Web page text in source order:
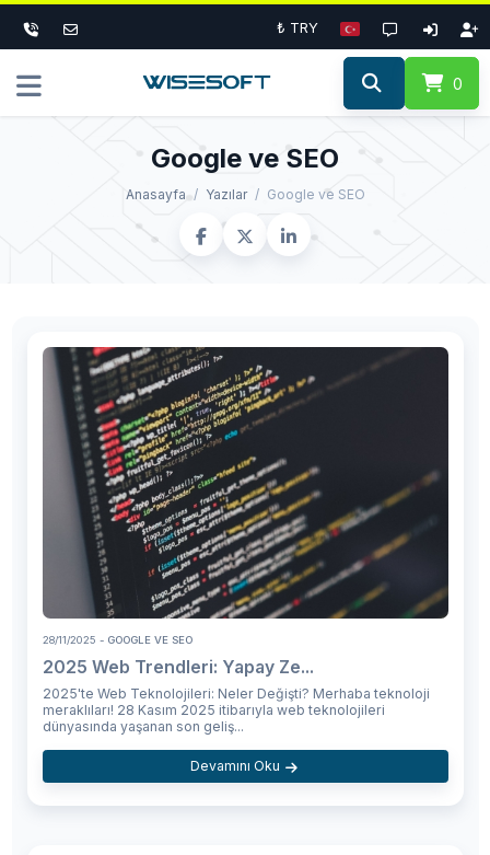
₺ TRY
0
Google ve SEO
Anasayfa Yazılar Google ve SEO
28/11/2025 - GOOGLE VE SEO
2025 Web Trendleri: Yapay Ze...
2025'te Web Teknolojileri: Neler Değişti? Merhaba teknoloji
meraklıları! 28 Kasım 2025 itibarıyla web teknolojileri
dünyasında yaşanan son geliş...
Devamını Oku